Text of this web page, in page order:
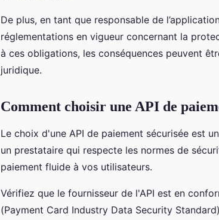
De plus, en tant que responsable de
réglementations en vigueur concernant la
à ces obligations, les conséquences peuvent
juridique.
Comment choisir une API de
Le choix d'une API de paiement sécurisée est
un prestataire qui respecte les normes de
paiement fluide à vos utilisateurs.
Vérifiez que le fournisseur de l'API est en
(Payment Card Industry Data Security